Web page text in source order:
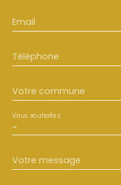
Email
Téléphone
Votre commune
-
Vous souhaitez
Votre message